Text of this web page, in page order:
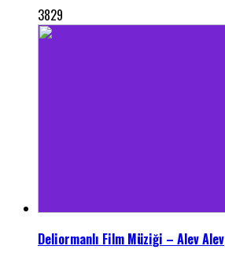
3829
Deliormanlı Film Müziği – Alev Alev